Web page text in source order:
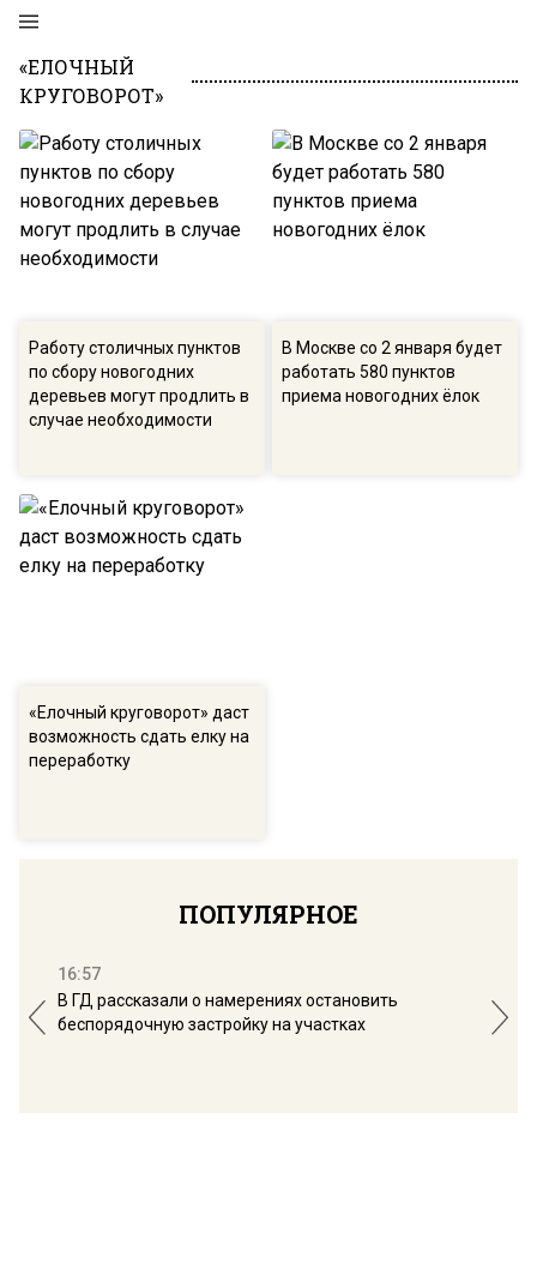
«ЕЛОЧНЫЙ
КРУГОВОРОТ»
Работу столичных пунктов
по сбору новогодних
деревьев могут продлить в
случае необходимости
В Москве со 2 января будет
работать 580 пунктов
приема новогодних ёлок
«Елочный круговорот» даст
возможность сдать елку на
переработку
ПОПУЛЯРНОЕ
16:57
В ГД рассказали о намерениях остановить
беспорядочную застройку на участках